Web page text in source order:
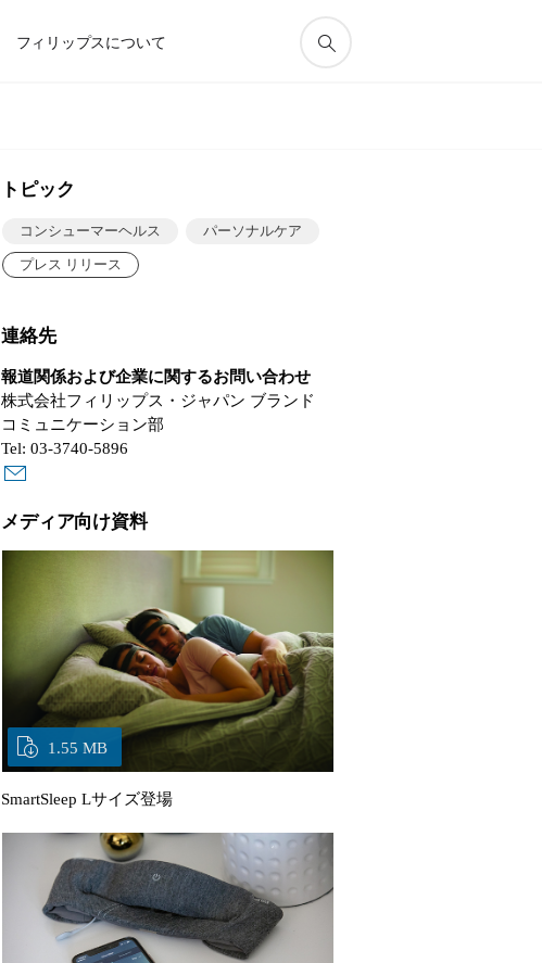
フィリップスについて
トピック
コンシューマーヘルス パーソナルケア
プレス リリース
連絡先
報道関係および企業に関するお問い合わせ
株式会社フィリップス・ジャパン ブランド
コミュニケーション部
Tel: 03-3740-5896
メディア向け資料
1.55 MB
SmartSleep Lサイズ登場